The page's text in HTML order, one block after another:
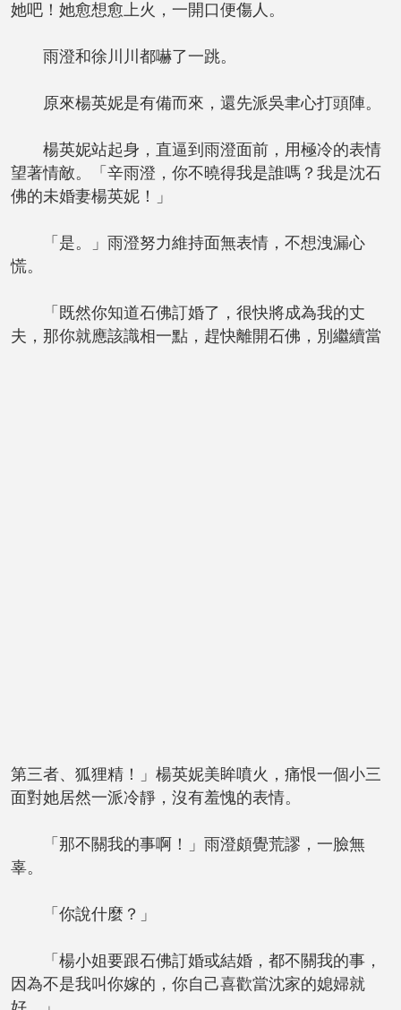
她吧！她愈想愈上火，一開口便傷人。
雨澄和徐川川都嚇了一跳。
原來楊英妮是有備而來，還先派吳聿心打頭陣。
楊英妮站起身，直逼到雨澄面前，用極冷的表情
望著情敵。「辛雨澄，你不曉得我是誰嗎？我是沈石
佛的未婚妻楊英妮！」
「是。」雨澄努力維持面無表情，不想洩漏心
慌。
「既然你知道石佛訂婚了，很快將成為我的丈
夫，那你就應該識相一點，趕快離開石佛，別繼續當
第三者、狐狸精！」楊英妮美眸噴火，痛恨一個小三
面對她居然一派冷靜，沒有羞愧的表情。
「那不關我的事啊！」雨澄頗覺荒謬，一臉無
辜。
「你說什麼？」
「楊小姐要跟石佛訂婚或結婚，都不關我的事，
因為不是我叫你嫁的，你自己喜歡當沈家的媳婦就